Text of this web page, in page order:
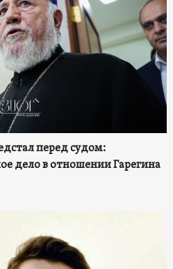
перед судом:
дело в отношении Гарегина